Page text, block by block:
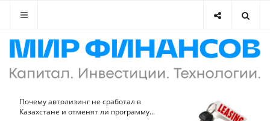
Почему автолизинг не сработал в
Казахстане и отменят ли программу...